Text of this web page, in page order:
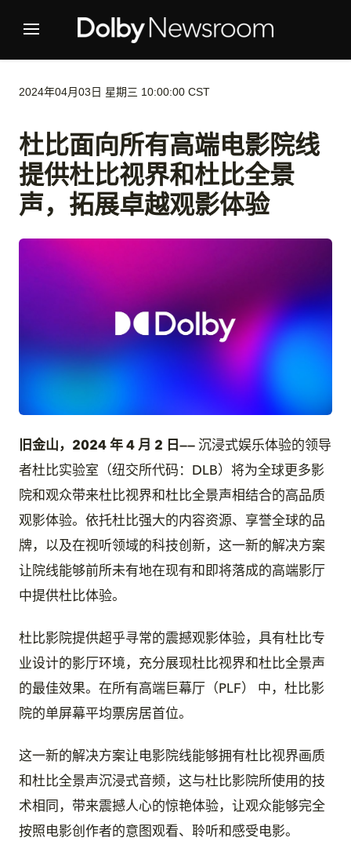
2024年04月03日 星期三 10:00:00 CST
杜比面向所有高端电影院线
提供杜比视界和杜比全景
声，拓展卓越观影体验
旧金山 ， 2024 年 4 月 2 日—— 沉浸式娱乐体验的领导
者杜比实验室（纽交所代码：DLB）将为全球更多影
院和观众带来杜比视界和杜比全景声相结合的高品质
观影体验。依托杜比强大的内容资源、享誉全球的品
牌，以及在视听领域的科技创新，这一新的解决方案
让院线能够前所未有地在现有和即将落成的高端影厅
中提供杜比体验。
杜比影院提供超乎寻常的震撼观影体验，具有杜比专
业设计的影厅环境，充分展现杜比视界和杜比全景声
的最佳效果。在所有高端巨幕厅（PLF） 中，杜比影
院的单屏幕平均票房居首位。
这一新的解决方案让电影院线能够拥有杜比视界画质
和杜比全景声沉浸式音频，这与杜比影院所使用的技
术相同，带来震撼人心的惊艳体验，让观众能够完全
按照电影创作者的意图观看、聆听和感受电影。